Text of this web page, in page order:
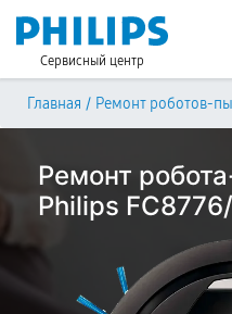
Сервисный центр
Главная / Ремонт роботов-
Ремонт
Philips